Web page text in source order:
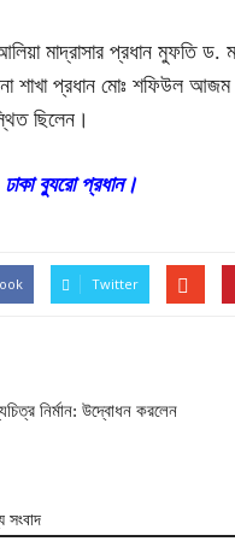
মাদ্রাসার প্রধান মুফতি ড.
শাখা প্রধান মোঃ শফিউল
ছিলেন।
ব্যুরো প্রধান।
Twitter
নির্মান: উদ্বোধন করলেন
সংবাদ